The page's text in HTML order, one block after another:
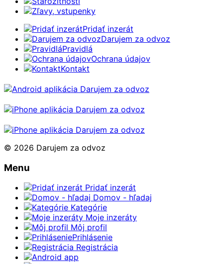
Zľavy, vstupenky
Pridať inzerát
Darujem za odvoz
Pravidlá
Ochrana údajov
Kontakt
© 2026 Darujem za odvoz
Menu
Pridať inzerát
Domov - hľadaj
Kategórie
Moje inzeráty
Môj profil
Prihlásenie
Registrácia